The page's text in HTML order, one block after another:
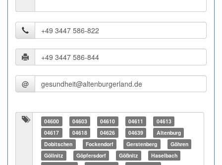
@
04600 04603 04610 04611
04613
04617
04618 04626 04639
Altenburg
Dobitschen
Fockendorf Gerstenberg
Göhren
Göllnitz
Göpfersdorf Gößnitz
Haselbach